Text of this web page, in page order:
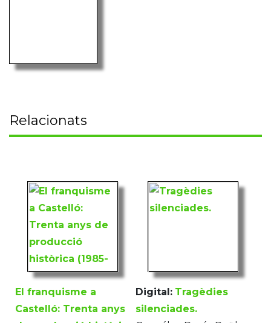
Relacionats
El franquisme a
Castelló: Trenta anys
Digital: Tragèdies
silenciades.